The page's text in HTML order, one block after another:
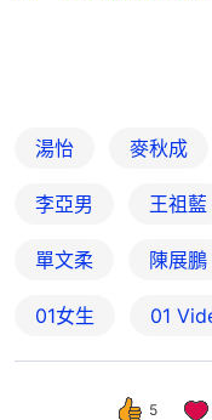
湯怡 麥秋成
李亞男 王祖藍
單文柔 陳展鵬
01女生 01
5